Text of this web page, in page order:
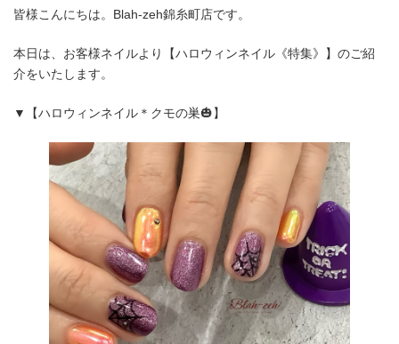
皆様こんにちは。Blah-zeh錦糸町店です。
本日は、お客様ネイルより【ハロウィンネイル《特集》】のご紹
介をいたします。
▼【ハロウィンネイル＊クモの巣🎃】